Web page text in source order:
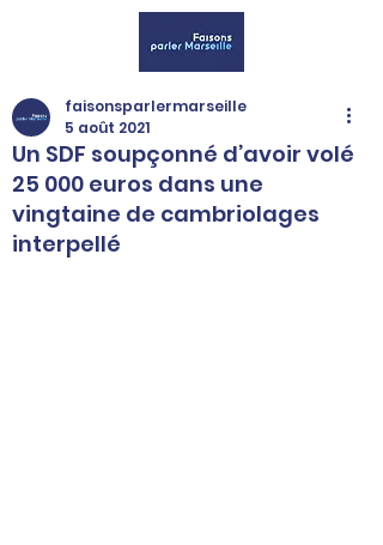
Un SDF soupçonné d’avoir volé
25 000 euros dans une
vingtaine de cambriolages
interpellé
faisonsparlermarseille
5 août 2021